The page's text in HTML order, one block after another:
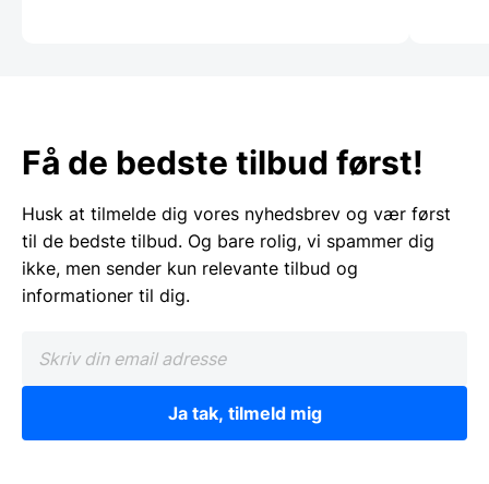
Få de bedste tilbud først!
Husk at tilmelde dig vores nyhedsbrev og vær først
til de bedste tilbud. Og bare rolig, vi spammer dig
ikke, men sender kun relevante tilbud og
informationer til dig.
Ja tak, tilmeld mig